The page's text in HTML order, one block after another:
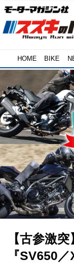
HOME BIKE
【古参激
『SV650